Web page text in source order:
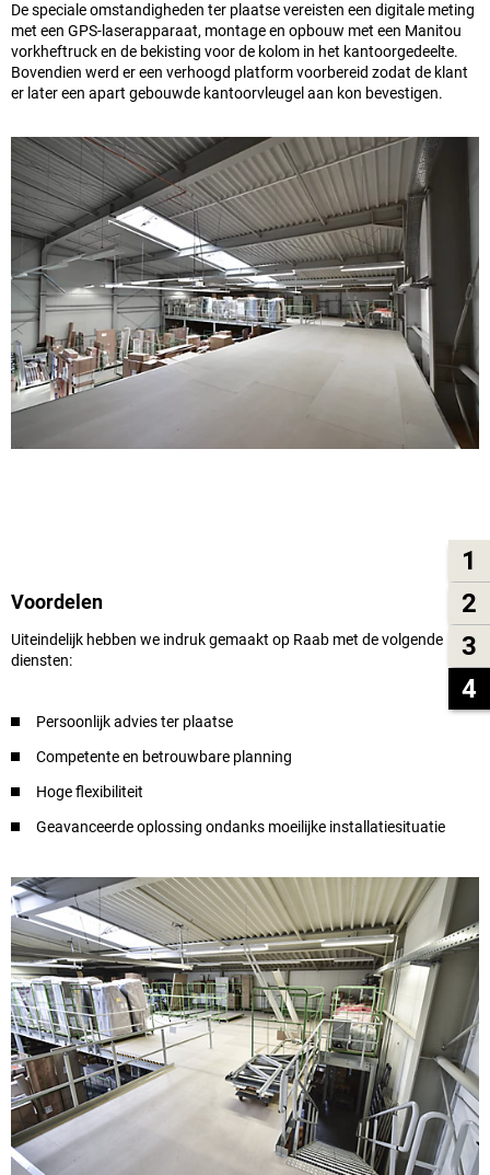
1
2
3
4
De speciale omstandigheden ter plaatse vereisten een digitale meting
met een GPS-laserapparaat, montage en opbouw met een Manitou
vorkheftruck en de bekisting voor de kolom in het kantoorgedeelte.
Bovendien werd er een verhoogd platform voorbereid zodat de klant
er later een apart gebouwde kantoorvleugel aan kon bevestigen.
Voordelen
Uiteindelijk hebben we indruk gemaakt op Raab met de volgende
diensten:
Persoonlijk advies ter plaatse
Competente en betrouwbare planning
Hoge flexibiliteit
Geavanceerde oplossing ondanks moeilijke installatiesituatie